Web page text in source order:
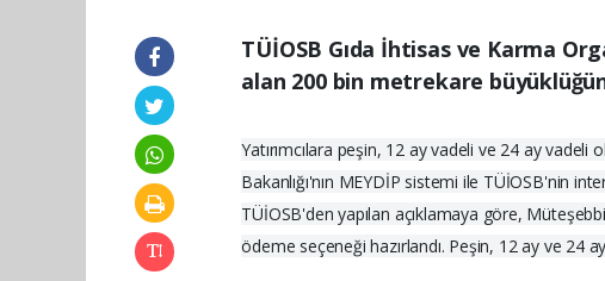
TÜİOSB Gıda İhtisas ve Karma
alan 200 bin metrekare
Yatırımcılara peşin, 12 ay vadeli ve 24 ay
Bakanlığı'nın MEYDİP sistemi ile TÜİOSB'nin
TÜİOSB'den yapılan açıklamaya göre,
ödeme seçeneği hazırlandı. Peşin, 12 ay ve 24